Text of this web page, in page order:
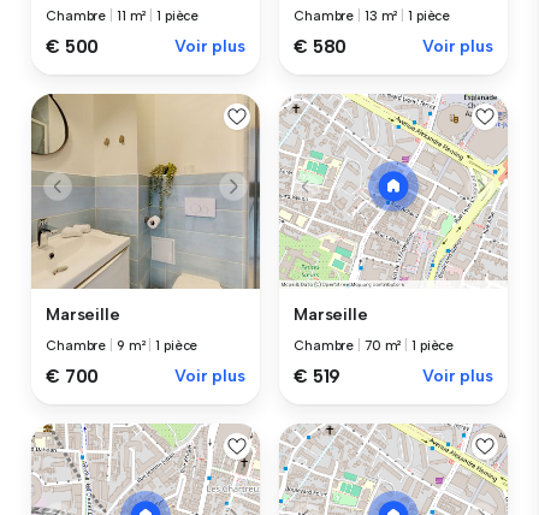
Chambre 11 m² |1 pièce
€ 500 Voir plus
Chambre 13 m² |1 pièce
€ 580 Voir plus
Marseille
Chambre 9 m² |1 pièce
€ 700 Voir plus
Marseille
Chambre 70 m² |1 pièce
€ 519 Voir plus